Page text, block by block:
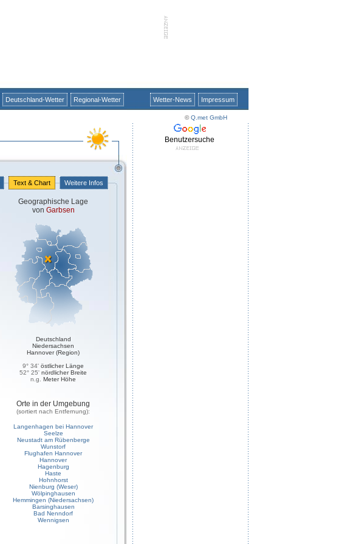
Deutschland-Wetter Regional-Wetter Wetter-News Impressum
©Q.met GmbH
Text & Chart Weitere Infos
Geographische Lage
von Garbsen
Deutschland
Niedersachsen
Hannover (Region)
9° 34' östlicher Länge
52° 25' nördlicher Breite
n.g.
Meter Höhe
Orte in der Umgebung
(sortiert nach Entfernung):
Langenhagen bei Hannover
Seelze
Neustadt am Rübenberge
Wunstorf
Flughafen Hannover
Hannover
Hagenburg
Haste
Hohnhorst
Nienburg (Weser)
Wölpinghausen
Hemmingen (Niedersachsen)
Barsinghausen
Bad Nenndorf
Wennigsen
Benutzersuche